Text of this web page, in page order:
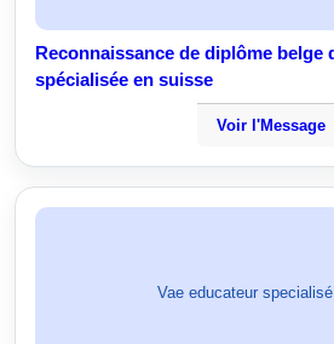
Reconnaissance de diplôme belge
spécialisée en suisse
Voir l'Message
Vae educateur